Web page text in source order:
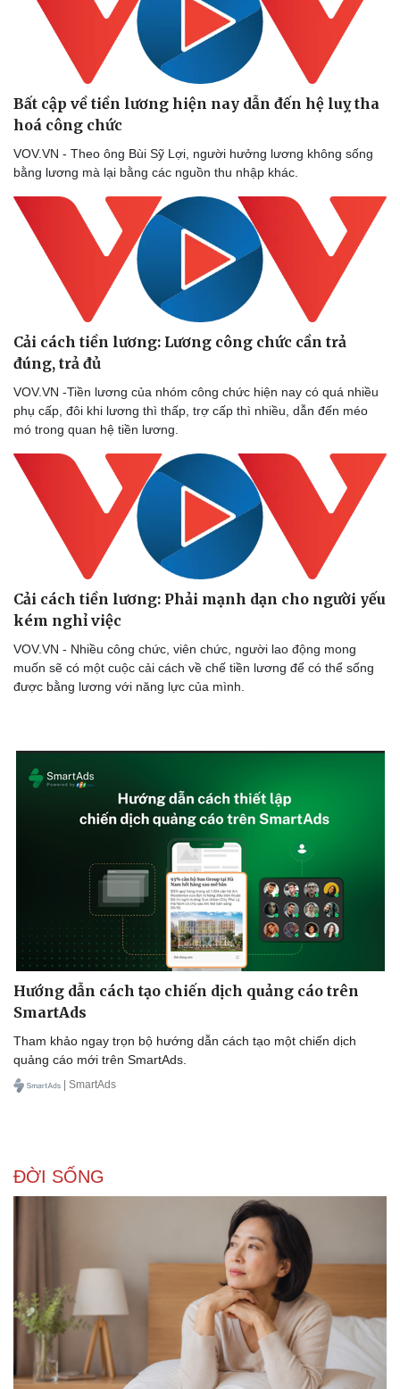
Doanh nghiệp
Thông tin doanh nghiệp
Doanh nghiệp 24h
Vì cộng đồng
Công nghệ
Sành điệu
Chuyển đổi số
Sức khỏe
Dinh dưỡng - món ngon
Cây thuốc
Đời sống
Nhà đẹp
Blog
Bất cập về tiền lương hiện nay dẫn đến hệ luỵ tha
hoá công chức
VOV.VN - Theo ông Bùi Sỹ Lợi, người hưởng lương không sống
bằng lương mà lại bằng các nguồn thu nhập khác.
Cải cách tiền lương: Lương công chức cần trả
đúng, trả đủ
VOV.VN -Tiền lương của nhóm công chức hiện nay có quá nhiều
phụ cấp, đôi khi lương thì thấp, trợ cấp thì nhiều, dẫn đến méo
mó trong quan hệ tiền lương.
Cải cách tiền lương: Phải mạnh dạn cho người yếu
kém nghỉ việc
VOV.VN - Nhiều công chức, viên chức, người lao động mong
muốn sẽ có một cuộc cải cách về chế tiền lương để có thể sống
được bằng lương với năng lực của mình.
Hướng dẫn cách tạo chiến dịch quảng cáo trên
SmartAds
Tham khảo ngay trọn bộ hướng dẫn cách tạo một chiến dịch
quảng cáo mới trên SmartAds.
| SmartAds
ĐỜI SỐNG